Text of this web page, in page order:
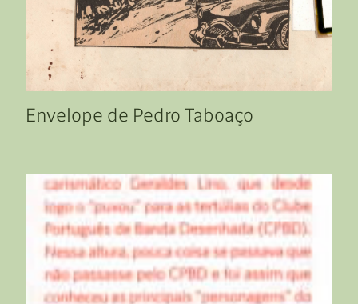
Envelope de Pedro Taboaço